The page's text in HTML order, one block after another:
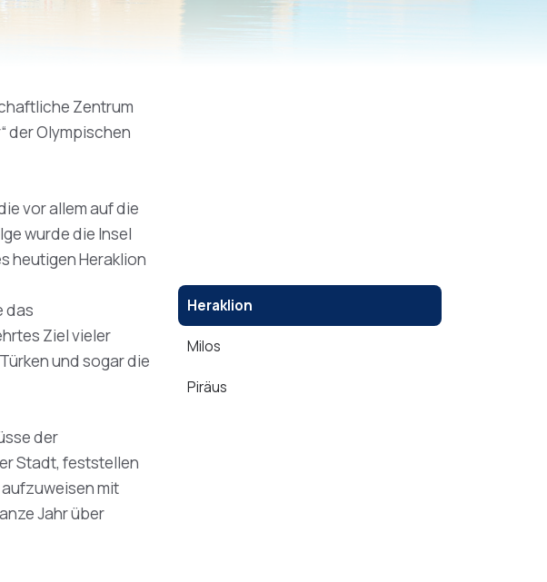
Zentrum
der Olympischen
vor allem auf die
wurde die Insel
heutigen Heraklion
das
Ziel vieler
und sogar die
der
Stadt, feststellen
mit
Jahr über
Heraklion
Milos
Piräus